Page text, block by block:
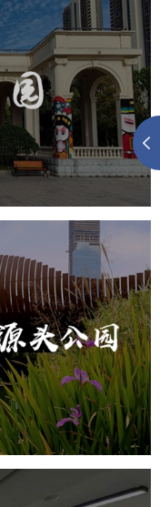
园
AR互动大屏
宇宙定制开发
元宇宙系统搭建
头公园
智能大数据平台
元宇宙系统搭建
宙建设